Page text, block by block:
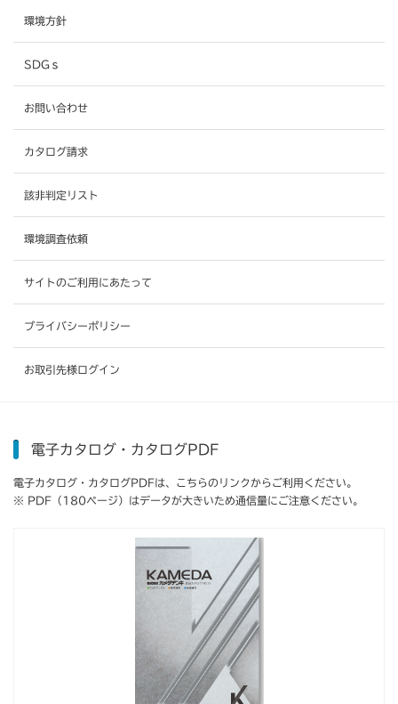
環境方針
SDGｓ
お問い合わせ
カタログ請求
該非判定リスト
環境調査依頼
サイトのご利用にあたって
プライバシーポリシー
お取引先様ログイン
電子カタログ・カタログPDF
電子カタログ・カタログPDFは、こちらのリンクからご利用ください。
※ PDF（180ページ）はデータが大きいため通信量にご注意ください。